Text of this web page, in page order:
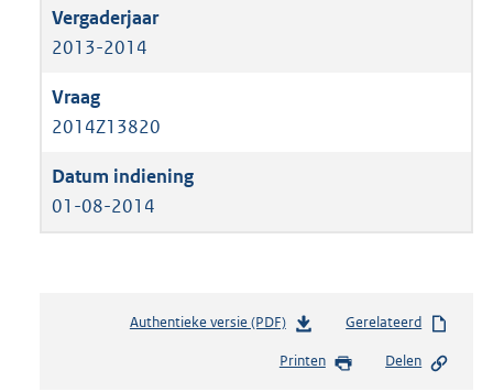
2013-2014
2014Z13820
01-08-2014
Authentieke versie (PDF)b
s
Gerelateerd
Printen Delen